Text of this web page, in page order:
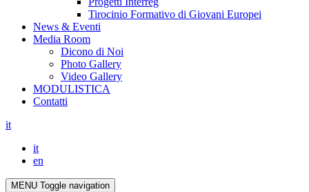
Tirocinio Formativo di Giovani Europei
News & Eventi
Media Room
Dicono di Noi
Photo Gallery
Video Gallery
MODULISTICA
Contatti
it
it
en
MENU Toggle navigation